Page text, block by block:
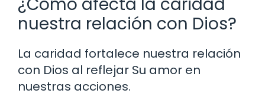
nuestra relación con Dios?
La caridad fortalece nuestra relación
con Dios al reflejar Su amor en
nuestras acciones.